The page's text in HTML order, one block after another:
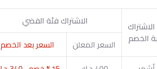
الخصم
الاشتراك فئة الفضي
السعر المعلن
السعر بعد الخصم